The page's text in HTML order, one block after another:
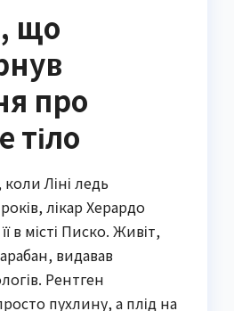
що
про
тіло
коли Ліні ледь
лікар Херардо
в місті Писко. Живіт,
видавав
Рентген
пухлину, а плід на